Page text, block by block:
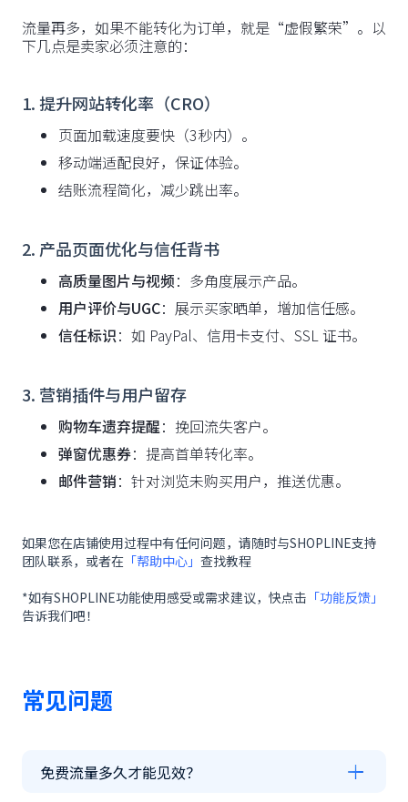
流量再多，如果不能转化为订单，就是“虚假繁荣”。以
下几点是卖家必须注意的：
1. 提升网站转化率（CRO）
页面加载速度要快（3秒内）。
移动端适配良好，保证体验。
结账流程简化，减少跳出率。
2. 产品页面优化与信任背书
高质量图片与视频：多角度展示产品。
用户评价与UGC：展示买家晒单，增加信任感。
信任标识：如 PayPal、信用卡支付、SSL 证书。
3. 营销插件与用户留存
购物车遗弃提醒：挽回流失客户。
弹窗优惠券：提高首单转化率。
邮件营销：针对浏览未购买用户，推送优惠。
如果您在店铺使用过程中有任何问题，请随时与SHOPLINE支持
团队联系，或者在 「帮助中心」 查找教程
*如有SHOPLINE功能使用感受或需求建议，快点击 「功能反馈」
告诉我们吧！
常见问题
免费流量多久才能见效？